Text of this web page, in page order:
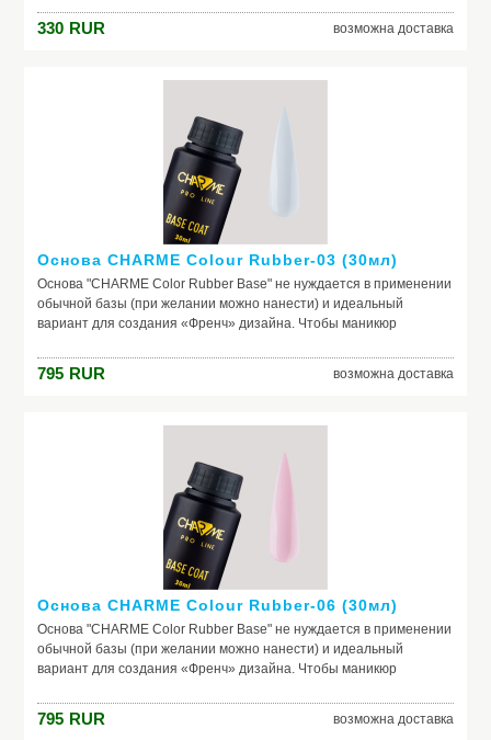
лака и ногтевой пластины. Базовое покрытие выравнивает
природный тон, маскирует неровности ногтя и его естественное
красящих веществ, поможет добиться по-настоящему добротного
красите ногти самостоятельно, основа – ваш самый главный
330 RUR возможна доставка
Основа CHARME Colour Rubber-03 (30мл)
Основа "CHARME Color Rubber Base" не нуждается в применении
обычной базы (при желании можно нанести) и идеальный
вариант для создания «Френч» дизайна. Чтобы маникюр
лака и ногтевой пластины. Базовое покрытие выравнивает
природный тон, маскирует неровности ногтя и его естественное
красящих веществ, поможет добиться по-настоящему добротного
красите ногти самостоятельно, основа – ваш самый главный
795 RUR возможна доставка
Основа CHARME Colour Rubber-06 (30мл)
Основа "CHARME Color Rubber Base" не нуждается в применении
обычной базы (при желании можно нанести) и идеальный
вариант для создания «Френч» дизайна. Чтобы маникюр
лака и ногтевой пластины. Базовое покрытие выравнивает
природный тон, маскирует неровности ногтя и его естественное
795 RUR возможна доставка